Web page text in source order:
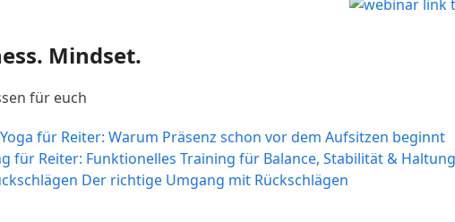
Mindset.
für euch
Yoga für Reiter: Warum Präsenz schon vor dem Aufsitzen beginnt
für Reiter: Funktionelles Training für Balance, Stabilität & Haltung
Der richtige Umgang mit Rückschlägen